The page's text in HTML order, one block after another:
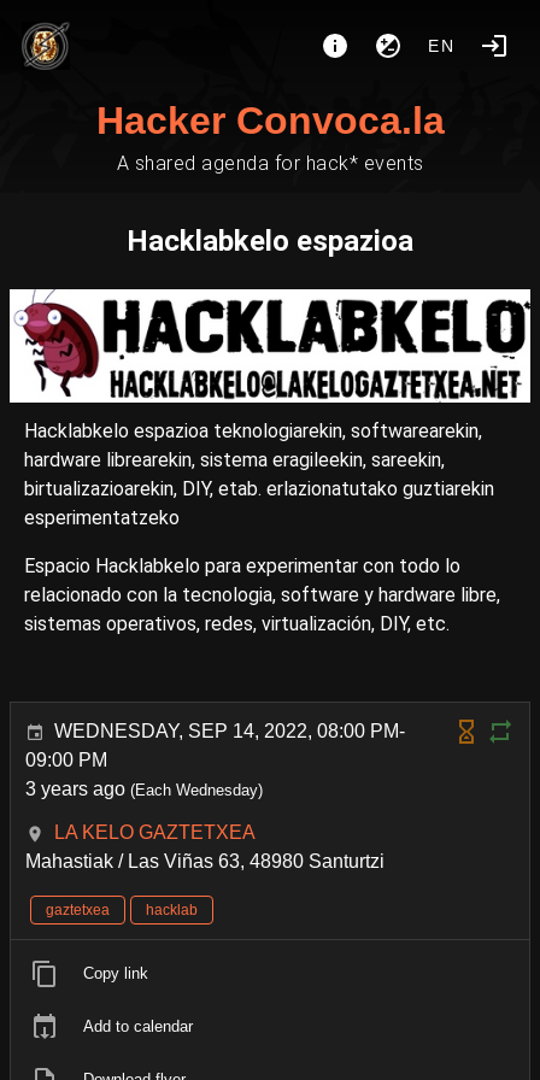
EN
Hacker Convoca.la
A shared agenda for hack* events
Hacklabkelo espazioa
Hacklabkelo espazioa teknologiarekin, softwarearekin,
hardware librearekin, sistema eragileekin, sareekin,
birtualizazioarekin, DIY, etab. erlazionatutako guztiarekin
esperimentatzeko
Espacio Hacklabkelo para experimentar con todo lo
relacionado con la tecnologia, software y hardware libre,
sistemas operativos, redes, virtualización, DIY, etc.
WEDNESDAY, SEP 14, 2022, 08:00 PM-
09:00 PM
3 years ago (Each Wednesday)
LA KELO GAZTETXEA
Mahastiak / Las Viñas 63, 48980 Santurtzi
gaztetxea hacklab
Copy link
Add to calendar